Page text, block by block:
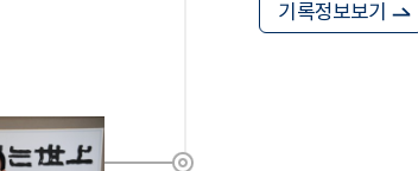
기록정보보기